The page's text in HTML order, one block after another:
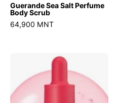
Guerande Sea Salt Perfume
Body Scrub
64,900 MNT
TXA
Niacinamide
15
Serum